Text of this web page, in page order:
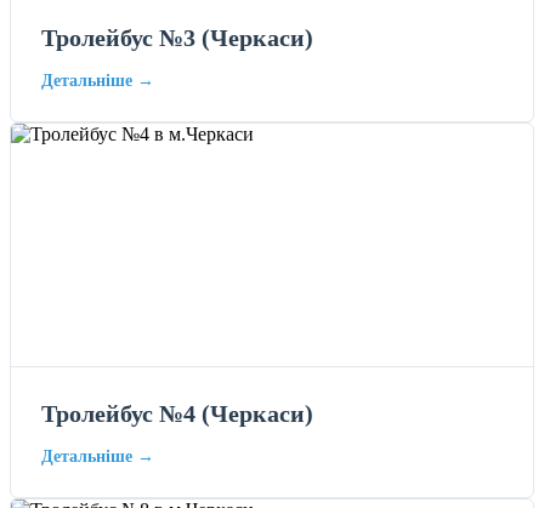
Тролейбус №3 (Черкаси)
Детальніше →
Тролейбус №4 (Черкаси)
Детальніше →